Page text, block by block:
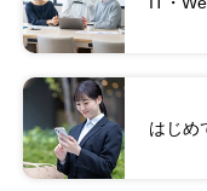
はじめ